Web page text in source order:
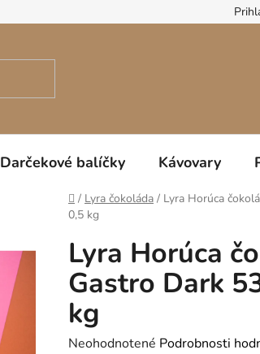
Darčekové balíčky Kávovary
Domov
/ Lyra čokoláda / Lyra Horúca
0,5 kg
Lyra Horúca
Gastro Dark
kg
Priemerné
Neohodnotené Podrobnosti